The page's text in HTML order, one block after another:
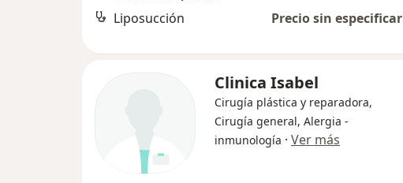
Liposucción Precio sin especificar
Clinica Isabel
Cirugía plástica y reparadora,
Cirugía general, Alergia -
inmunología · Ver más